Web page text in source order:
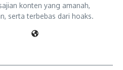
konten yang amanah,
serta terbebas dari hoaks.